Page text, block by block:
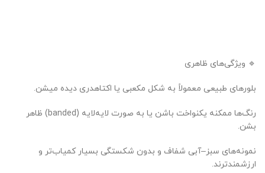
🔹 ویژگی‌های ظاهری
بلورهای طبیعی معمولاً به شکل مکعبی یا اکتاهدری دیده میشن.
رنگ‌ها ممکنه یکنواخت باشن یا به صورت لایه‌لایه (banded) ظاهر
بشن.
نمونه‌های سبز–آبی شفاف و بدون شکستگی بسیار کمیاب‌تر و
ارزشمندترند.